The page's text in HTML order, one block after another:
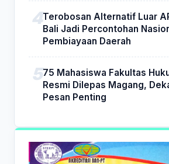
Terobosan Alternatif Luar
Bali Jadi Percontohan
Pembiayaan Daerah
75 Mahasiswa Fakultas
Resmi Dilepas Magang,
Pesan Penting